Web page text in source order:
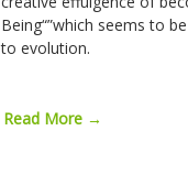
Being“”which seems to
to evolution.
Read More →